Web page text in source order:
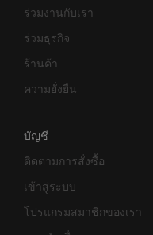
ร่วมงานกับเรา
ร่วมธุรกิจ
ร้านค้า
ความยั่งยืน
บัญชี
ติดตามการสั่งซื้อ
เข้าสู่ระบบ
โปรแกรมสมาชิกของเรา